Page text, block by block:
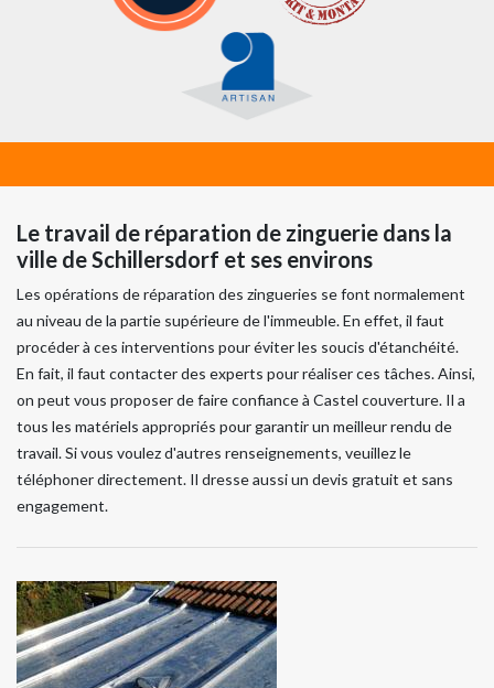
Le travail de réparation de zinguerie dans la
ville de Schillersdorf et ses environs
Les opérations de réparation des zingueries se font normalement
au niveau de la partie supérieure de l'immeuble. En effet, il faut
procéder à ces interventions pour éviter les soucis d'étanchéité.
En fait, il faut contacter des experts pour réaliser ces tâches. Ainsi,
on peut vous proposer de faire confiance à Castel couverture. Il a
tous les matériels appropriés pour garantir un meilleur rendu de
travail. Si vous voulez d'autres renseignements, veuillez le
téléphoner directement. Il dresse aussi un devis gratuit et sans
engagement.